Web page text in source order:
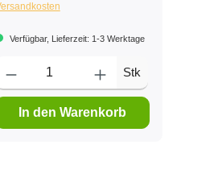
Verfügbar, Lieferzeit: 1-3 Werktage
Stk
In den Warenkorb